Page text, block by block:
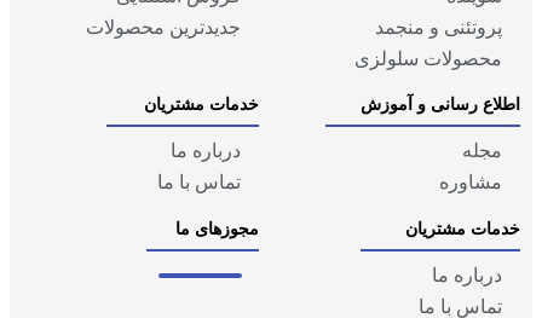
پروتئنی و منجمد
محصولات سلولزی
جدیدترین محصولات
اطلاع رسانی و آموزش
مجله
مشاوره
خدمات مشتریان
درباره ما
تماس با ما
خدمات مشتریان
درباره ما
تماس با ما
مجوزهای ما